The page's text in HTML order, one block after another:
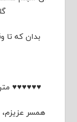
بدان که
♥♥♥♥♥♥
همسر عزیزم،